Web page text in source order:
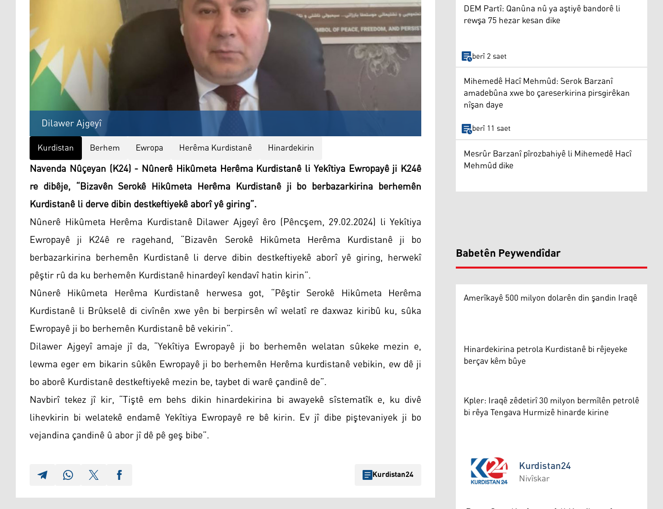
Dilawer Ajgeyî
Kurdistan Berhem Ewropa Herêma Kurdistanê Hinardekirin
Navenda Nûçeyan (K24) - Nûnerê Hikûmeta Herêma Kurdistanê li Yekîtiya Ewropayê ji K24ê
re dibêje, “Bizavên Serokê Hikûmeta Herêma Kurdistanê ji bo berbazarkirina berhemên
Kurdistanê li derve dibin destkeftiyekê aborî yê giring”.
Nûnerê Hikûmeta Herêma Kurdistanê Dilawer Ajgeyî êro (Pêncşem, 29.02.2024) li Yekîtiya
Ewropayê ji K24ê re ragehand, “Bizavên Serokê Hikûmeta Herêma Kurdistanê ji bo
berbazarkirina berhemên Kurdistanê li derve dibin destkeftiyekê aborî yê giring, herwekî
pêştir rû da ku berhemên Kurdistanê hinardeyî kendavî hatin kirin”.
Nûnerê Hikûmeta Herêma Kurdistanê herwesa got, “Pêştir Serokê Hikûmeta Herêma
Kurdistanê li Brûkselê di civînên xwe yên bi berpirsên wî welatî re daxwaz kiribû ku, sûka
Ewropayê ji bo berhemên Kurdistanê bê vekirin”.
Dilawer Ajgeyî amaje jî da, “Yekîtiya Ewropayê ji bo berhemên welatan sûkeke mezin e,
lewma eger em bikarin sûkên Ewropayê ji bo berhemên Herêma kurdistanê vebikin, ew dê ji
bo aborê Kurdistanê destkeftiyekê mezin be, taybet di warê çandinê de”.
Navbirî tekez jî kir, “Tiştê em behs dikin hinardekirina bi awayekê sîstematîk e, ku divê
lihevkirin bi welatekê endamê Yekîtiya Ewropayê re bê kirin. Ev jî dibe piştevaniyek ji bo
vejandina çandinê û abor jî dê pê geş bibe”.
Kurdistan24
DEM Partî: Qanûna nû ya aştiyê bandorê li
rewşa 75 hezar kesan dike
berî 2 saet
Mihemedê Hacî Mehmûd: Serok Barzanî
amadebûna xwe bo çareserkirina pirsgirêkan
nîşan daye
berî 11 saet
Mesrûr Barzanî pîrozbahiyê li Mihemedê Hacî
Mehmûd dike
Babetên Peywendîdar
Amerîkayê 500 milyon dolarên din şandin Iraqê
Hinardekirina petrola Kurdistanê bi rêjeyeke
berçav kêm bûye
Kpler: Iraqê zêdetirî 30 milyon bermîlên petrolê
bi rêya Tengava Hurmizê hinarde kirine
Kurdistan24
Nivîskar